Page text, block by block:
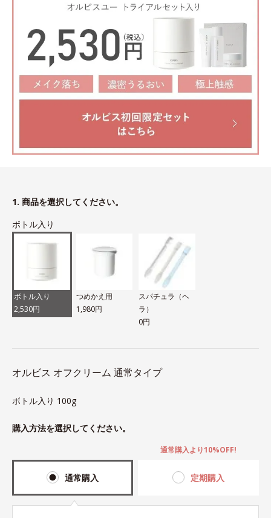
1. 商品を選択してください。
ボトル入り
ボトル入り
2,530円
つめかえ用
1,980円
スパチュラ（ヘ
ラ）
0円
オルビス オフクリーム 通常タイプ
ボトル入り 100g
購入方法を選択してください。
通常購入 定期購入
通常購入より10%OFF!